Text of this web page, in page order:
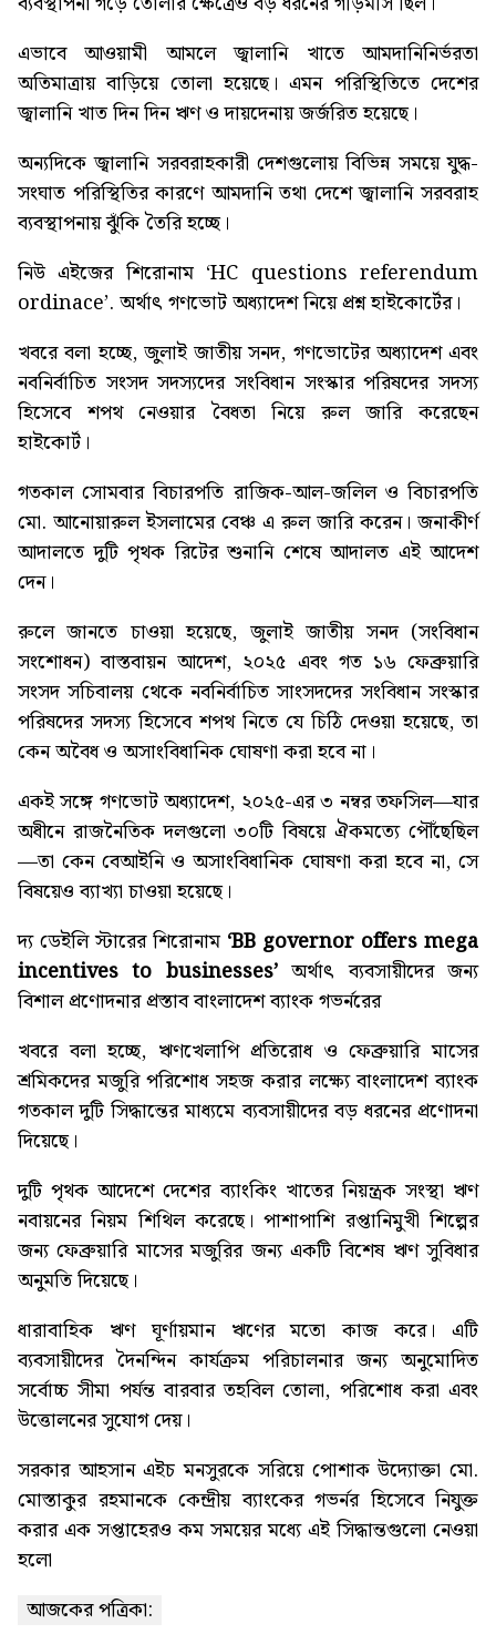
এভাবে আওয়ামী আমলে জ্বালানি খাতে আমদানিনির্ভরতা
অতিমাত্রায় বাড়িয়ে তোলা হয়েছে। এমন পরিস্থিতিতে দেশের
জ্বালানি খাত দিন দিন ঋণ ও দায়দেনায় জর্জরিত হয়েছে।
অন্যদিকে জ্বালানি সরবরাহকারী দেশগুলোয় বিভিন্ন সময়ে যুদ্ধ-
সংঘাত পরিস্থিতির কারণে আমদানি তথা দেশে জ্বালানি সরবরাহ
ব্যবস্থাপনায় ঝুঁকি তৈরি হচ্ছে।
নিউ এইজের শিরোনাম ‘HC questions referendum
ordinace’. অর্থাৎ গণভোট অধ্যাদেশ নিয়ে প্রশ্ন হাইকোর্টের।
খবরে বলা হচ্ছে, জুলাই জাতীয় সনদ, গণভোটের অধ্যাদেশ এবং
নবনির্বাচিত সংসদ সদস্যদের সংবিধান সংস্কার পরিষদের সদস্য
হিসেবে শপথ নেওয়ার বৈধতা নিয়ে রুল জারি করেছেন
হাইকোর্ট।
গতকাল সোমবার বিচারপতি রাজিক-আল-জলিল ও বিচারপতি
মো. আনোয়ারুল ইসলামের বেঞ্চ এ রুল জারি করেন। জনাকীর্ণ
আদালতে দুটি পৃথক রিটের শুনানি শেষে আদালত এই আদেশ
দেন।
রুলে জানতে চাওয়া হয়েছে, জুলাই জাতীয় সনদ (সংবিধান
সংশোধন) বাস্তবায়ন আদেশ, ২০২৫ এবং গত ১৬ ফেব্রুয়ারি
সংসদ সচিবালয় থেকে নবনির্বাচিত সাংসদদের সংবিধান সংস্কার
পরিষদের সদস্য হিসেবে শপথ নিতে যে চিঠি দেওয়া হয়েছে, তা
কেন অবৈধ ও অসাংবিধানিক ঘোষণা করা হবে না।
একই সঙ্গে গণভোট অধ্যাদেশ, ২০২৫-এর ৩ নম্বর তফসিল—যার
অধীনে রাজনৈতিক দলগুলো ৩০টি বিষয়ে ঐকমত্যে পৌঁছেছিল
—তা কেন বেআইনি ও অসাংবিধানিক ঘোষণা করা হবে না, সে
বিষয়েও ব্যাখ্যা চাওয়া হয়েছে।
দ্য ডেইলি স্টারের শিরোনাম ‘BB governor offers mega
incentives to businesses’অর্থাৎ ব্যবসায়ীদের জন্য
বিশাল প্রণোদনার প্রস্তাব বাংলাদেশ ব্যাংক গভর্নরের
খবরে বলা হচ্ছে, ঋণখেলাপি প্রতিরোধ ও ফেব্রুয়ারি মাসের
শ্রমিকদের মজুরি পরিশোধ সহজ করার লক্ষ্যে বাংলাদেশ ব্যাংক
গতকাল দুটি সিদ্ধান্তের মাধ্যমে ব্যবসায়ীদের বড় ধরনের প্রণোদনা
দিয়েছে।
দুটি পৃথক আদেশে দেশের ব্যাংকিং খাতের নিয়ন্ত্রক সংস্থা ঋণ
নবায়নের নিয়ম শিথিল করেছে। পাশাপাশি রপ্তানিমুখী শিল্পের
জন্য ফেব্রুয়ারি মাসের মজুরির জন্য একটি বিশেষ ঋণ সুবিধার
অনুমতি দিয়েছে।
ধারাবাহিক ঋণ ঘূর্ণায়মান ঋণের মতো কাজ করে। এটি
ব্যবসায়ীদের দৈনন্দিন কার্যক্রম পরিচালনার জন্য অনুমোদিত
সর্বোচ্চ সীমা পর্যন্ত বারবার তহবিল তোলা, পরিশোধ করা এবং
উত্তোলনের সুযোগ দেয়।
সরকার আহসান এইচ মনসুরকে সরিয়ে পোশাক উদ্যোক্তা মো.
মোস্তাকুর রহমানকে কেন্দ্রীয় ব্যাংকের গভর্নর হিসেবে নিযুক্ত
করার এক সপ্তাহেরও কম সময়ের মধ্যে এই সিদ্ধান্তগুলো নেওয়া
হলো
আজকের পত্রিকা: